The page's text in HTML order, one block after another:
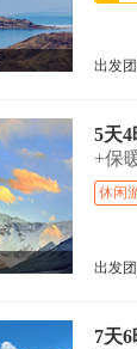
出发团
5天
+保
拉山
休闲
出发团
7天